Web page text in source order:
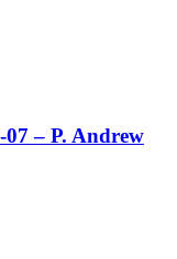
– P. Andrew